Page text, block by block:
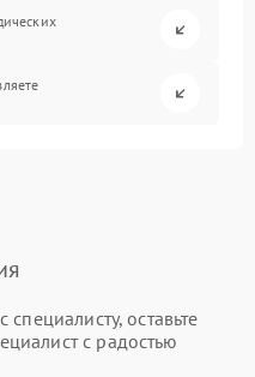
специалисту, оставьте
с радостью